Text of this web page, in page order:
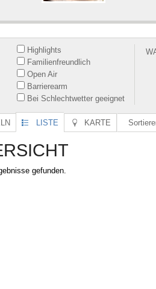
Highlights
Familienfreundlich
Open Air
Barrierearm
Bei Schlechtwetter geeignet
LISTE KARTE
gefunden.